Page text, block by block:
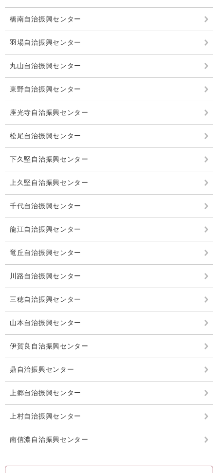
橋南自治振興センター
羽場自治振興センター
丸山自治振興センター
東野自治振興センター
座光寺自治振興センター
松尾自治振興センター
下久堅自治振興センター
上久堅自治振興センター
千代自治振興センター
龍江自治振興センター
竜丘自治振興センター
川路自治振興センター
三穂自治振興センター
山本自治振興センター
伊賀良自治振興センター
鼎自治振興センター
上郷自治振興センター
上村自治振興センター
南信濃自治振興センター